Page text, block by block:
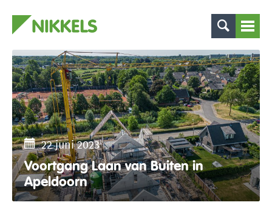
22 juni 2023
Voortgang Laan van Buiten in
Apeldoorn